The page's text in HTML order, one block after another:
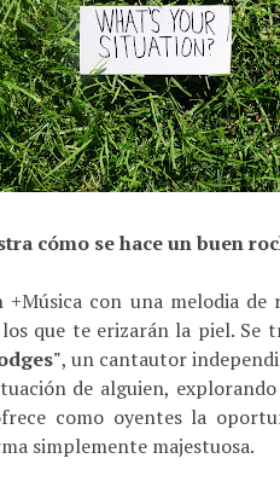
cómo se hace un buen
con una melodia
que te erizarán la piel. Se
, un cantautor
de alguien,
como oyentes la
simplemente majestuosa.